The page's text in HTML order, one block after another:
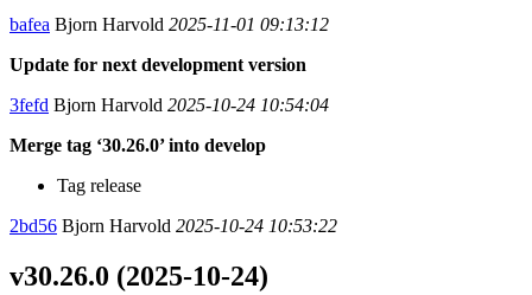
bafea Bjorn Harvold 2025-11-01 09:13:12
Update for next development version
3fefd Bjorn Harvold 2025-10-24 10:54:04
Merge tag ‘30.26.0’ into develop
Tag release
2bd56 Bjorn Harvold 2025-10-24 10:53:22
v30.26.0 (2025-10-24)